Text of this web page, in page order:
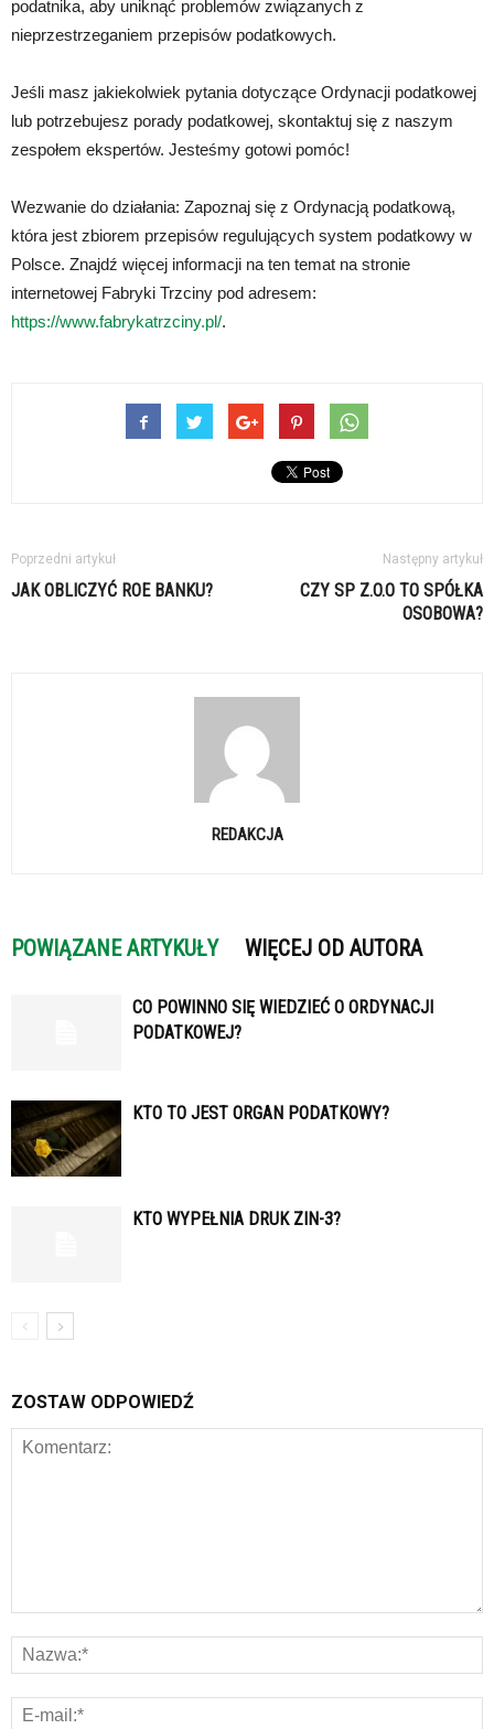
podatnika, aby uniknąć problemów związanych z
nieprzestrzeganiem przepisów podatkowych.
Jeśli masz jakiekolwiek pytania dotyczące Ordynacji podatkowej
lub potrzebujesz porady podatkowej, skontaktuj się z naszym
zespołem ekspertów. Jesteśmy gotowi pomóc!
Wezwanie do działania: Zapoznaj się z Ordynacją podatkową,
która jest zbiorem przepisów regulujących system podatkowy w
Polsce. Znajdź więcej informacji na ten temat na stronie
internetowej Fabryki Trzciny pod adresem:
https://www.fabrykatrzciny.pl/.
Poprzedni artykuł
JAK OBLICZYĆ ROE BANKU?
Następny artykuł
CZY SP Z.O.O TO SPÓŁKA
OSOBOWA?
REDAKCJA
POWIĄZANE ARTYKUŁY WIĘCEJ OD AUTORA
CO POWINNO SIĘ WIEDZIEĆ O ORDYNACJI
PODATKOWEJ?
KTO TO JEST ORGAN PODATKOWY?
KTO WYPEŁNIA DRUK ZIN-3?
ZOSTAW ODPOWIEDŹ